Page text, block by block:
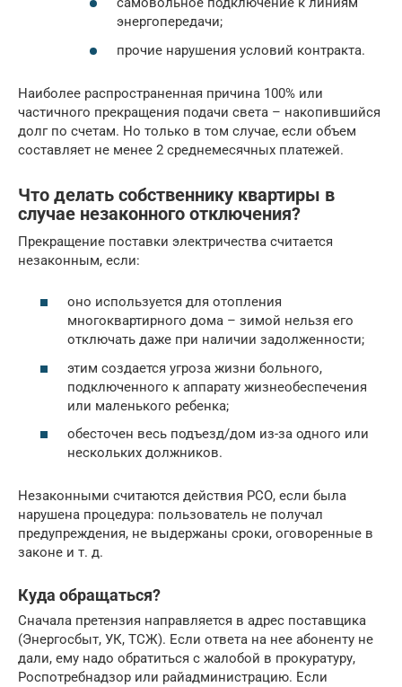
энергопередачи;
прочие нарушения условий контракта.
Наиболее распространенная причина 100% или
частичного прекращения подачи света – накопившийся
долг по счетам. Но только в том случае, если объем
составляет не менее 2 среднемесячных платежей.
Что делать собственнику квартиры в
случае незаконного отключения?
Прекращение поставки электричества считается
незаконным, если:
оно используется для отопления
многоквартирного дома – зимой нельзя его
отключать даже при наличии задолженности;
этим создается угроза жизни больного,
подключенного к аппарату жизнеобеспечения
или маленького ребенка;
обесточен весь подъезд/дом из-за одного или
нескольких должников.
Незаконными считаются действия РСО, если была
нарушена процедура: пользователь не получал
предупреждения, не выдержаны сроки, оговоренные в
законе и т. д.
Куда обращаться?
Сначала претензия направляется в адрес поставщика
(Энергосбыт, УК, ТСЖ). Если ответа на нее абоненту не
дали, ему надо обратиться с жалобой в прокуратуру,
Роспотребнадзор или райадминистрацию. Если